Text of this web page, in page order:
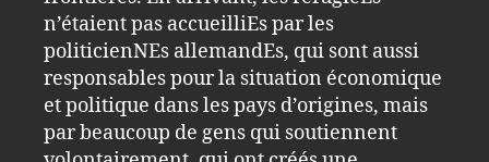
n’étaient pas accueilliEs par les
politicienNEs allemandEs, qui sont aussi
responsables pour la situation économique
et politique dans les pays d’origines, mais
par beaucoup de gens qui soutiennent